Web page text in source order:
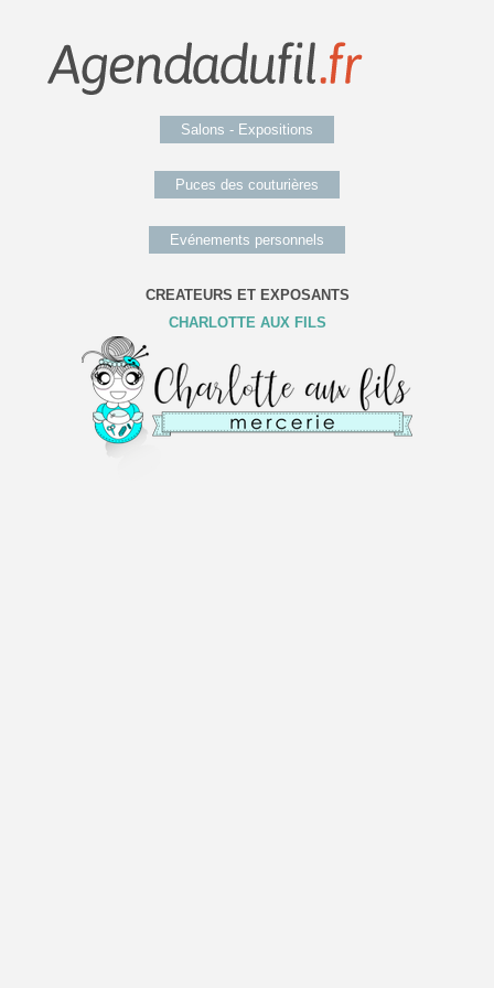
Salons - Expositions
Puces des couturières
Evénements personnels
CREATEURS ET EXPOSANTS
CHARLOTTE AUX FILS